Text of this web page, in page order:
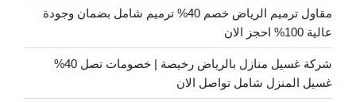
مقاول ترميم الرياض خصم 40% ترميم شامل بضمان وجودة
عالية 100% احجز الان
شركة غسيل منازل بالرياض رخيصة | خصومات تصل 40%
غسيل المنزل شامل تواصل الان